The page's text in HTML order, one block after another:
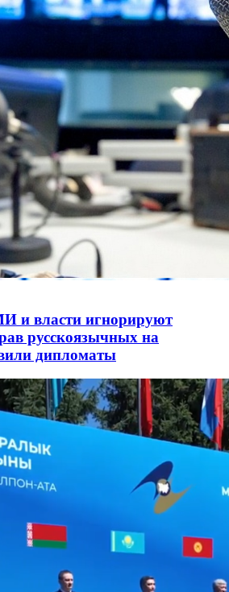
и власти игнорируют
русскоязычных на
дипломаты